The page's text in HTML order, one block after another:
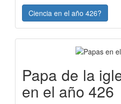
Ciencia en el año 426?
Papa de la
en el año 426